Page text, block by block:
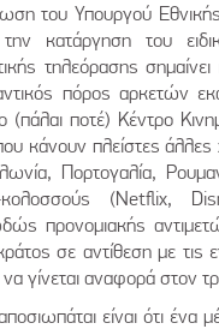
του Υπουργού
κατάργηση του
τηλεόρασης
πόρος αρκετών
(πάλαι ποτέ) Κέντρο
κάνουν πλείστες άλλες
Πορτογαλία,
κολοσσούς (Netflix,
προνομιακής
σε αντίθεση με τις
γίνεται αναφορά στον
είναι ότι